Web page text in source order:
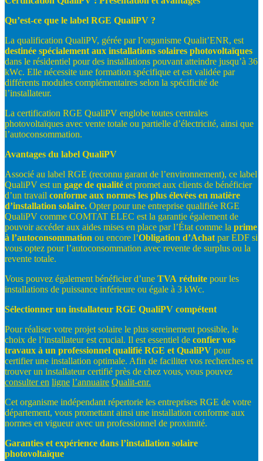
Qu’est-ce que le label RGE QualiPV ?
La qualification QualiPV, gérée par l’organisme Qualit’ENR, est
destinée spécialement aux installations solaires photovoltaïques
dans le résidentiel pour des installations pouvant atteindre jusqu’à 36
kWc. Elle nécessite une formation spécifique et est validée par
différents modules complémentaires selon la spécificité de
l’installateur.
La certification RGE QualiPV englobe toutes centrales
photovoltaïques avec vente totale ou partielle d’électricité, ainsi que
l’autoconsommation.
Avantages du label QualiPV
Associé au label RGE (reconnu garant de l’environnement), ce label
QualiPV est un gage de qualité et promet aux clients de bénéficier
d’un travail conforme aux normes les plus élevées en matière
d’installation solaire. Opter pour une entreprise qualifiée RGE
QualiPV comme COMTAT ELEC est la garantie également de
pouvoir accéder aux aides mises en place par l’État comme la prime
à l’autoconsommation ou encore l’Obligation d’Achat par EDF si
vous optez pour l’autoconsommation avec revente de surplus ou la
revente totale.
Vous pouvez également bénéficier d’une TVA réduite pour les
installations de puissance inférieure ou égale à 3 kWc.
Sélectionner un installateur RGE QualiPV compétent
Pour réaliser votre projet solaire le plus sereinement possible, le
choix de l’installateur est crucial. Il est essentiel de confier vos
travaux à un professionnel qualifié RGE et QualiPV pour
certifier une installation optimale. Afin de faciliter vos recherches et
trouver un installateur certifié près de chez vous, vous pouvez
consulteren ligne l’annuaire Qualit-enr.
Cet organisme indépendant répertorie les entreprises RGE de votre
département, vous promettant ainsi une installation conforme aux
normes en vigueur avec un professionnel de proximité.
Garanties et expérience dans l’installation solaire
photovoltaïque